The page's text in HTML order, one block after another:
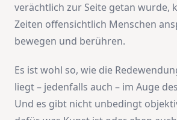
verächtlich zur Seite getan wurde,
Zeiten offensichtlich Menschen
bewegen und berühren.
Es ist wohl so, wie die
liegt – jedenfalls auch – im Auge
Und es gibt nicht unbedingt